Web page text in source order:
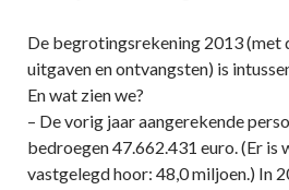
De begrotingsrekening 2013 (met
uitgaven en ontvangsten) is
En wat zien we?
– De vorig jaar aangerekende
bedroegen 47.662.431 euro. (Er
vastgelegd hoor: 48,0 miljoen.) In